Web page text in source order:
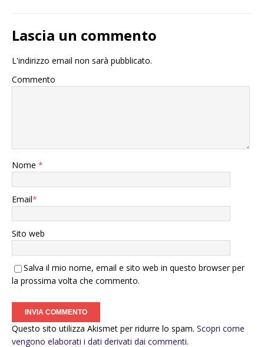
Lascia un commento
L'indirizzo email non sarà pubblicato.
Commento
Nome *
Email*
Sito web
Salva il mio nome, email e sito web in questo browser per
la prossima volta che commento.
Questo sito utilizza Akismet per ridurre lo spam. Scopri come
vengono elaborati i dati derivati dai commenti.